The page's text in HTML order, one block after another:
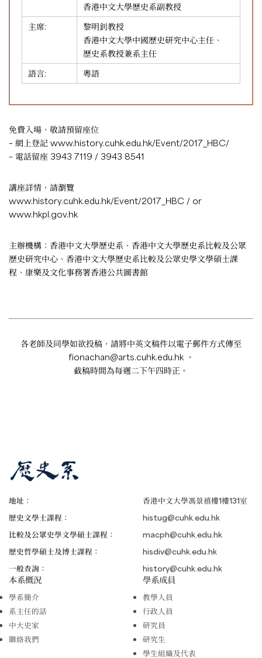
香港中文大學歷史系副教授
主席:
黎明釗教授
香港中文大學中國歷史研究中心主任、
歷史系教授兼系主任
語言:
粵語
免費入場，敬請預留座位
– 網上登記 www.history.cuhk.edu.hk/Event/2017_HBC/
– 電話留座 3943 7119 / 3943 8541
講座詳情，請瀏覽
www.history.cuhk.edu.hk/Event/2017_HBC / or
www.hkpl.gov.hk
主辦機構：香港中文大學歷史系、香港中文大學歷史系比較及公眾
歷史研究中心、香港中文大學歷史系比較及公眾史學文學碩士課
程、康樂及文化事務署香港公共圖書館
各老師及同學如欲投稿，請將中英文稿件以電子郵件方式傳至
fionachan@arts.cuhk.edu.hk。
截稿時間為每週二下午四時正。
地址：
香港中文大學馮景禧樓1樓131室
歷史文學士課程：
histug@cuhk.edu.hk
比較及公眾史學文學碩士課程：
macph@cuhk.edu.hk
歷史哲學碩士及博士課程：
hisdiv@cuhk.edu.hk
一般查詢：
history@cuhk.edu.hk
本系概況
學系簡介
系主任的話
中大史家
聯絡我們
學系成員
教學人員
行政人員
研究員
研究生
學生組織及代表